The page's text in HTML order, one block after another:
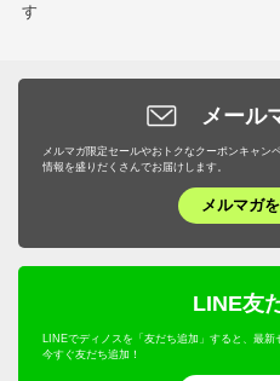
す
メール
メルマガ限定セールやおトクなクーポンキャ
情報を盛りだくさんでお届けします。
メルマガ
LINE友
LINEでディノスを「友だち追加」すると、最
今すぐ友だち追加！